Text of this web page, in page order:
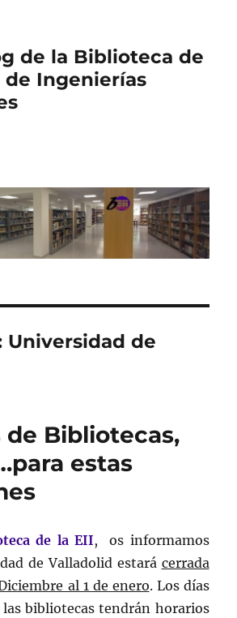
de la Biblioteca de
de Ingenierías
Universidad de
de Bibliotecas,
estas
de la EII, os informamos
de Valladolid estará cerrada
al 1 de enero. Los días
las bibliotecas tendrán horarios